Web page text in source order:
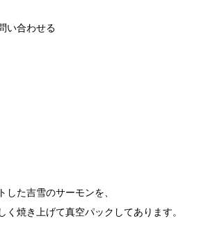
い合わせる
た吉雪のサーモンを、
く焼き上げて真空パックしてあります。